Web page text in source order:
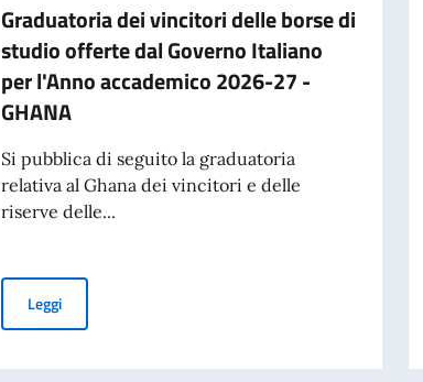
Graduatoria dei vincitori delle borse di
studio offerte dal Governo Italiano
per l'Anno accademico 2026-27 -
GHANA
Si pubblica di seguito la graduatoria
relativa al Ghana dei vincitori e delle
riserve delle...
LeggiGraduatoria dei vincitori delle borse di studio offerte